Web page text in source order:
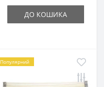
ДО КОШИКА
Популярний